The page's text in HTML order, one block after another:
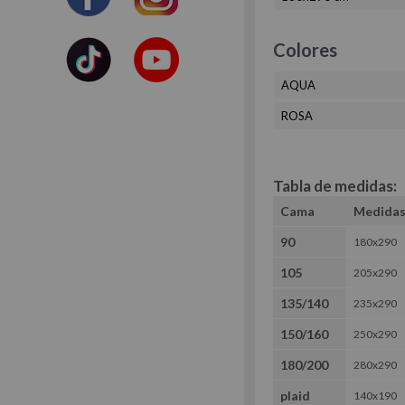
Colores
AQUA
ROSA
Tabla de medidas:
Cama
Medidas
90
180x290
105 205x290
135/140 235x290
150/160 250x290
180/200 280x290
plaid 140x190